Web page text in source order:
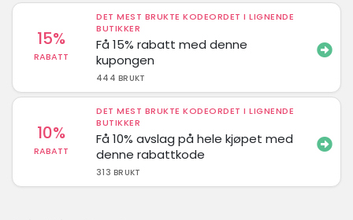
15%
RABATT
DET MEST BRUKTE KODEORDET I LIGNENDE
BUTIKKER
Få 15% rabatt med denne
kupongen
444 BRUKT
10%
RABATT
DET MEST BRUKTE KODEORDET I LIGNENDE
BUTIKKER
Få 10% avslag på hele kjøpet med
denne rabattkode
313 BRUKT